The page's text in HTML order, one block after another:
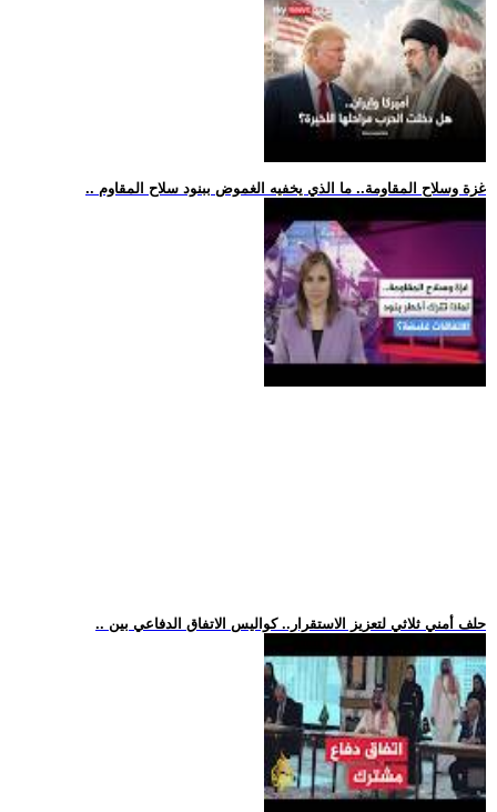
.. غزة وسلاح المقاومة.. ما الذي يخفيه الغموض ببنود سلاح المقاوم
.. حلف أمني ثلاثي لتعزيز الاستقرار.. كواليس الاتفاق الدفاعي بين